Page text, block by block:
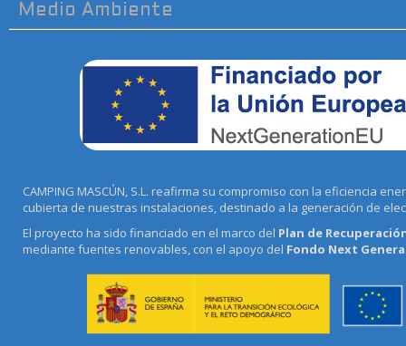
Medio Ambiente
CAMPING MASCÚN, S.L. reafirma su compromiso con la eficiencia
cubierta de nuestras instalaciones, destinado a la generación de
El proyecto ha sido financiado en el marco del Plan de
mediante fuentes renovables, con el apoyo del Fondo Next